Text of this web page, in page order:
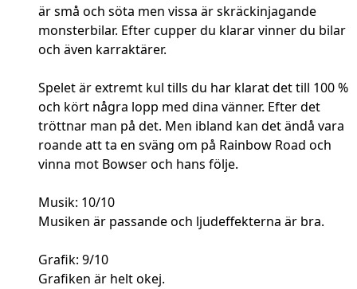
är små och söta men vissa är skräckinjagande
monsterbilar. Efter cupper du klarar vinner du bilar
och även karraktärer.
Spelet är extremt kul tills du har klarat det till 100 %
och kört några lopp med dina vänner. Efter det
tröttnar man på det. Men ibland kan det ändå vara
roande att ta en sväng om på Rainbow Road och
vinna mot Bowser och hans följe.
Musik: 10/10
Musiken är passande och ljudeffekterna är bra.
Grafik: 9/10
Grafiken är helt okej.